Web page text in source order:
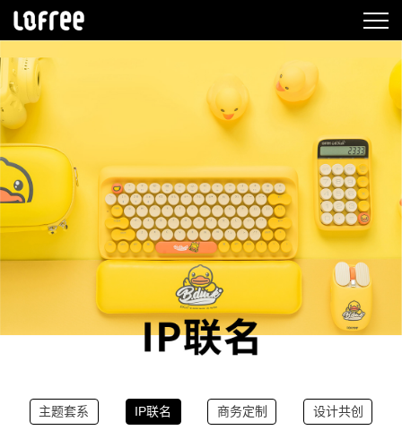
主题套系 IP联名 商务定制 设计共创